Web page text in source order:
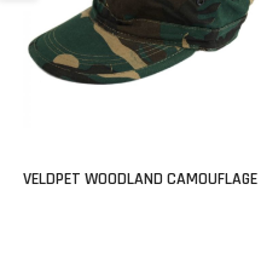
VELDPET WOODLAND CAMOUFLAGE